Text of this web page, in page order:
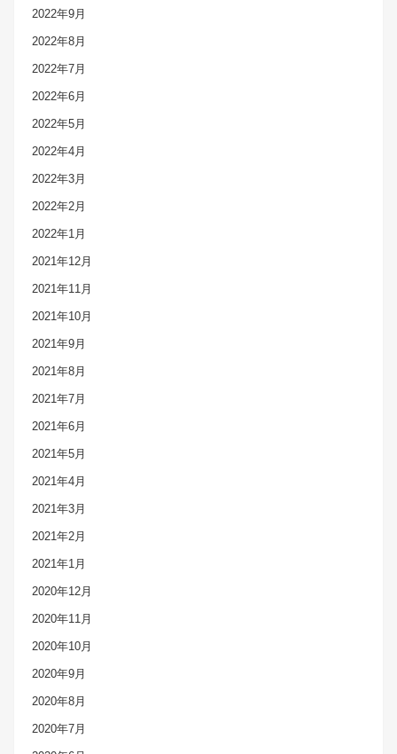
2022年9月
2022年8月
2022年7月
2022年6月
2022年5月
2022年4月
2022年3月
2022年2月
2022年1月
2021年12月
2021年11月
2021年10月
2021年9月
2021年8月
2021年7月
2021年6月
2021年5月
2021年4月
2021年3月
2021年2月
2021年1月
2020年12月
2020年11月
2020年10月
2020年9月
2020年8月
2020年7月